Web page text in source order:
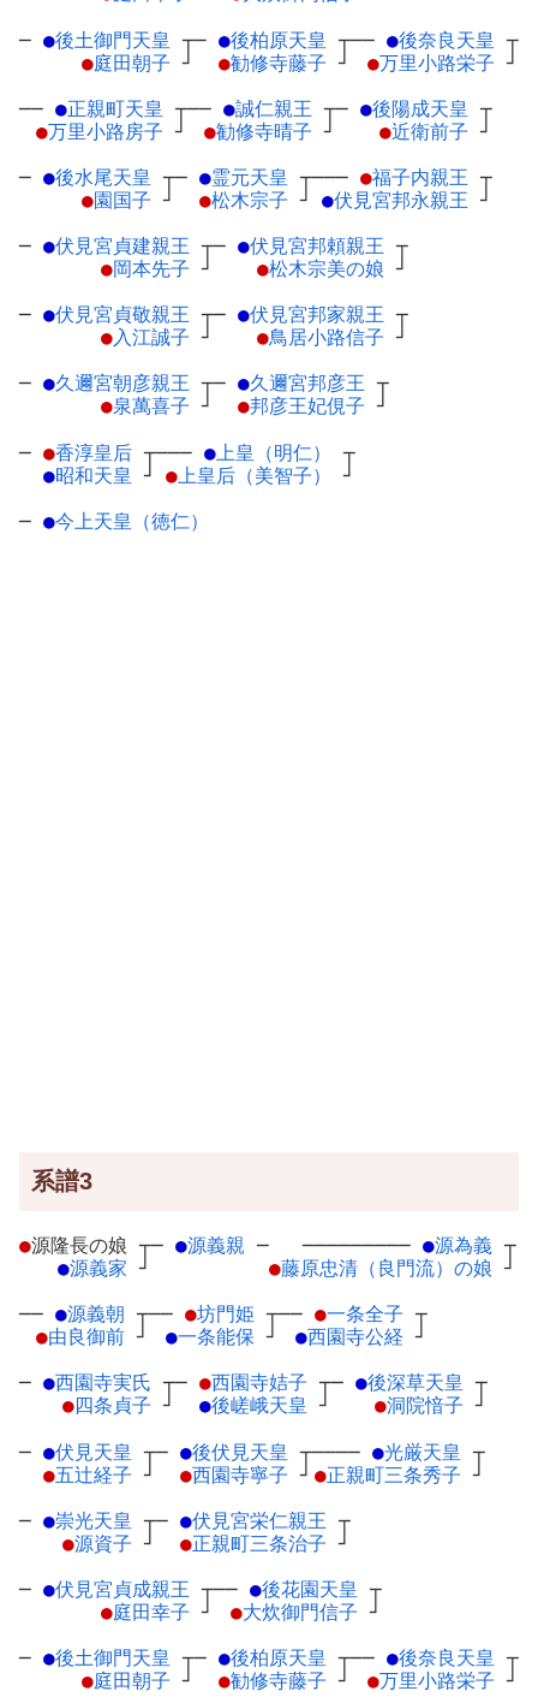
─ ●後土御門天皇 ┬
●庭田朝子 ┘
─ ●後柏原天皇 ┬
●勧修寺藤子 ┘
── ●後奈良天皇 ┬
●万里小路栄子 ┘
── ●正親町天皇 ┬
●万里小路房子 ┘
── ●誠仁親王 ┬
●勧修寺晴子 ┘
─ ●後陽成天皇 ┬
●近衛前子 ┘
─ ●後水尾天皇 ┬
●園国子 ┘
─ ●霊元天皇 ┬
●松木宗子 ┘
─── ●福子内親王 ┬
●伏見宮邦永親王 ┘
─ ●伏見宮貞建親王 ┬
●岡本先子 ┘
─ ●伏見宮邦頼親王 ┬
●松木宗美の娘 ┘
─ ●伏見宮貞敬親王 ┬
●入江誠子 ┘
─ ●伏見宮邦家親王 ┬
●鳥居小路信子 ┘
─ ●久邇宮朝彦親王 ┬
●泉萬喜子 ┘
─ ●久邇宮邦彦王 ┬
●邦彦王妃俔子 ┘
─ ●香淳皇后 ┬
●昭和天皇 ┘
─── ● 上皇（明仁）
┬
● 上皇后（美智子） ┘
─ ●今上天皇（徳仁）
系譜3
●源隆長の娘 ┬
●源義家 ┘
─ ●源義親 ─ ───────── ●源為義 ┬
●藤原忠清（良門流）の娘 ┘
── ●源義朝 ┬
●由良御前 ┘
── ●坊門姫 ┬
●一条能保 ┘
── ●一条全子 ┬
●西園寺公経 ┘
─ ●西園寺実氏 ┬
●四条貞子 ┘
─ ●西園寺姞子 ┬
●後嵯峨天皇 ┘
─ ●後深草天皇 ┬
●洞院愔子 ┘
─ ●伏見天皇 ┬
●五辻経子 ┘
─ ●後伏見天皇 ┬
●西園寺寧子 ┘
──── ●光厳天皇 ┬
●正親町三条秀子 ┘
─ ●崇光天皇 ┬
●源資子 ┘
─ ●伏見宮栄仁親王 ┬
●正親町三条治子 ┘
─ ●伏見宮貞成親王 ┬
●庭田幸子 ┘
── ●後花園天皇 ┬
●大炊御門信子 ┘
─ ●後土御門天皇 ┬
●庭田朝子 ┘
─ ●後柏原天皇 ┬
●勧修寺藤子 ┘
── ●後奈良天皇 ┬
●万里小路栄子 ┘